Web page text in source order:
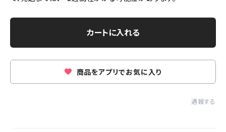
カートに入れる
商品をアプリでお気に入り
通報する